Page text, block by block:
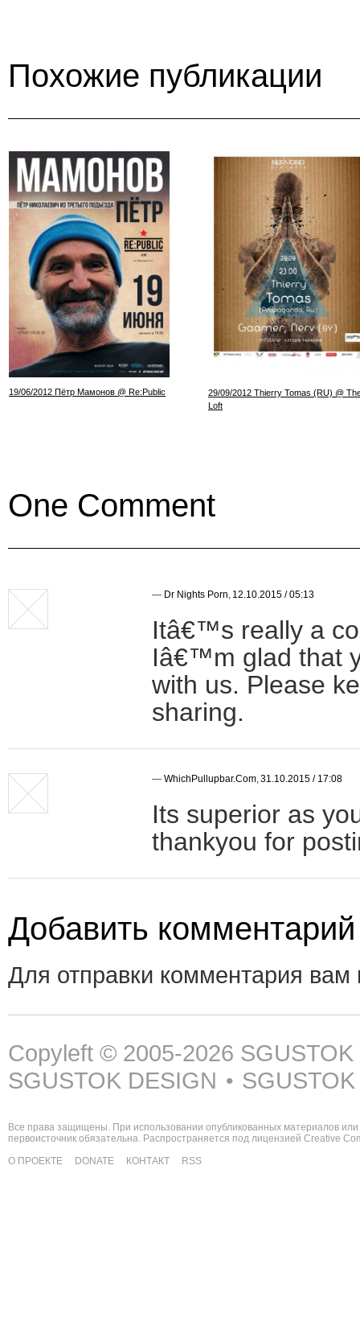
Похожие публикации
19/06/2012 Пётр Мамонов @ Re:Public
29/09/2012 Thierry Tomas (RU) @
Loft
One Comment
— Dr Nights Porn, 12.10.2015 / 05:13
Itâ€™s really a
Iâ€™m glad that
with us. Please
sharing.
— WhichPullupbar.com,31.10.2015 / 17:08
Its superior as
thankyou for
Добавить комментарий
Для отправки комментария
Copyleft © 2005-2026
SGUSTOK DESIGN •
Все права защищены. При использовании опубликованных материалов
первоисточник обязательна. Распространяется под лицензией Creative
О ПРОЕКТЕ
DONATE КОНТАКТ RSS